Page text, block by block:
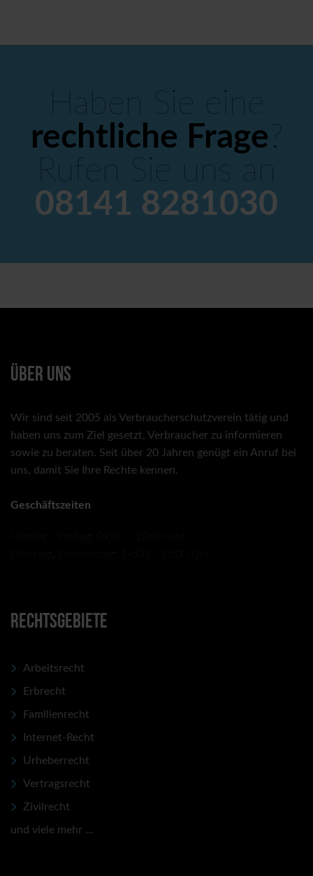
Haben Sie eine
rechtliche Frage?
Rufen Sie uns an
08141 8281030
ÜBER UNS
Wir sind seit 2005 als Verbraucherschutzverein tätig und
haben uns zum Ziel gesetzt, Verbraucher zu informieren
sowie zu beraten. Seit über 20 Jahren genügt ein Anruf bei
uns, damit Sie Ihre Rechte kennen.
Geschäftszeiten
Montag - Freitag: 09:00 - 12:00 Uhr
Dienstag, Donnerstag: 14:00 - 17:00 Uhr
RECHTSGEBIETE
Arbeitsrecht
Erbrecht
Familienrecht
Internet-Recht
Urheberrecht
Vertragsrecht
Zivilrecht
und viele mehr ...